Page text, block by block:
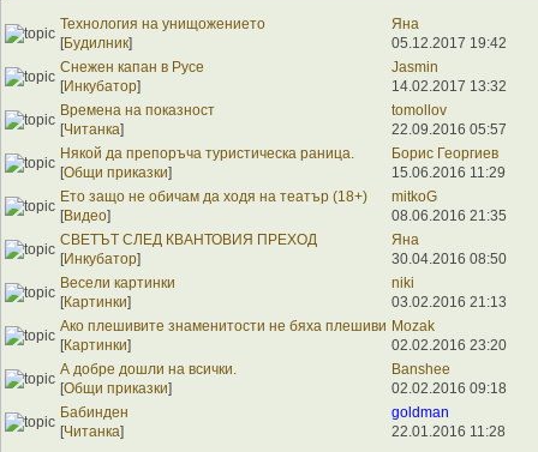
Технология на унищожението
[Будилник]
Яна
05.12.2017 19:42
Снежен капан в Русе
[Инкубатор]
Jasmin
14.02.2017 13:32
Времена на показност
[Читанка]
tomollov
22.09.2016 05:57
Някой да препоръча туристическа раница.
[Общи приказки]
Борис Георгиев
15.06.2016 11:29
Ето защо не обичам да ходя на театър (18+)
[Видео]
mitkoG
08.06.2016 21:35
СВЕТЪТ СЛЕД КВАНТОВИЯ ПРЕХОД
[Инкубатор]
Яна
30.04.2016 08:50
Весели картинки
[Картинки]
niki
03.02.2016 21:13
Ако плешивите знаменитости не бяха плешиви
[Картинки]
Mozak
02.02.2016 23:20
А добре дошли на всички.
[Общи приказки]
Banshee
02.02.2016 09:18
Бабинден
[Читанка]
goldman
22.01.2016 11:28